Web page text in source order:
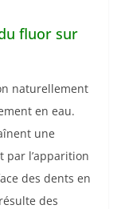
fluor sur
naturellement
en eau.
une
par l’apparition
des dents en
des